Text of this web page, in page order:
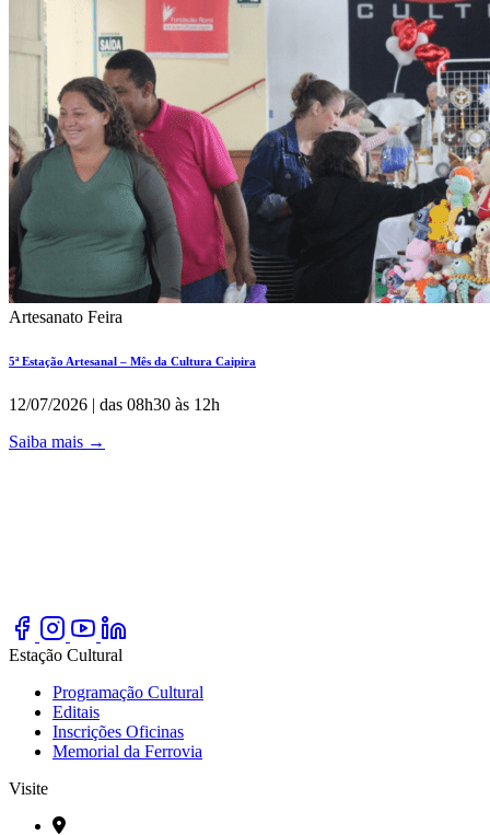
Artesanato Feira
5ª Estação Artesanal – Mês da Cultura Caipira
12/07/2026 | das 08h30 às 12h
Saiba mais →
Estação Cultural
Programação Cultural
Editais
Inscrições Oficinas
Memorial da Ferrovia
Visite